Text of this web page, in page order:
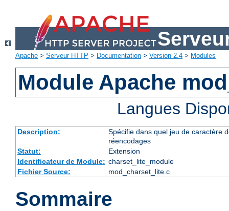
Apache > Serveur HTTP > Documentation > Version 2.4 > Modules
Module Apache
Langues
Description:
Spécifie dans quel jeu de caractère
réencodages
Statut:
Extension
Identificateur de Module: charset_lite_module
Fichier Source:
mod_charset_lite.c
Sommaire